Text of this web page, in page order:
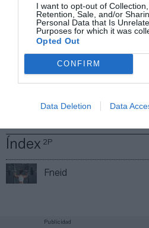
I want to opt-out of Collection,
Retention, Sale, and/or
Personal Data that Is
Purposes for which it was
Opted Out
CONFIRM
Data Deletion Data
Índex2P
Fneid
Añadir2Playbookcomo
de forma gratuita
Mantente informado con las
Publicidad